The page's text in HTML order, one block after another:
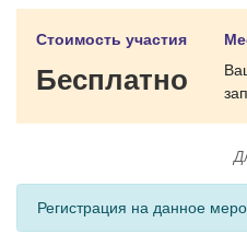
Стоимость участия
Бесплатно
Регистрация на данное